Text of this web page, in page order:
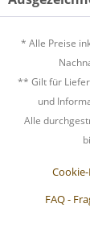
* Alle Preise
** Gilt für
und
Alle
FAQ -